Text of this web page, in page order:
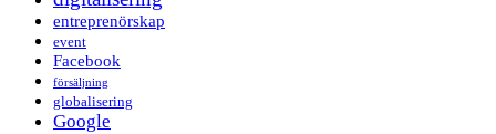
entreprenörskap
event
Facebook
försäljning
globalisering
Google